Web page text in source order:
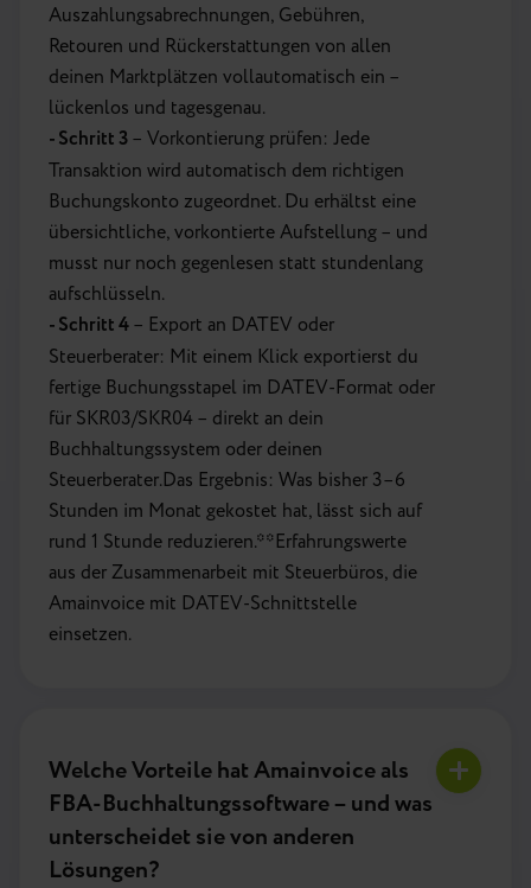
Auszahlungsabrechnungen, Gebühren,
Retouren und Rückerstattungen von allen
deinen Marktplätzen vollautomatisch ein –
lückenlos und tagesgenau.
- Schritt 3– Vorkontierung prüfen: Jede
Transaktion wird automatisch dem richtigen
Buchungskonto zugeordnet. Du erhältst eine
übersichtliche, vorkontierte Aufstellung – und
musst nur noch gegenlesen statt stundenlang
aufschlüsseln.
- Schritt 4– Export an DATEV oder
Steuerberater: Mit einem Klick exportierst du
fertige Buchungsstapel im DATEV-Format oder
für SKR03/SKR04 – direkt an dein
Buchhaltungssystem oder deinen
Steuerberater.Das Ergebnis: Was bisher 3–6
Stunden im Monat gekostet hat, lässt sich auf
rund 1 Stunde reduzieren.**Erfahrungswerte
aus der Zusammenarbeit mit Steuerbüros, die
Amainvoice mit DATEV-Schnittstelle
einsetzen.
Welche Vorteile hat Amainvoice als
FBA-Buchhaltungssoftware – und was
unterscheidet sie von anderen
Lösungen?